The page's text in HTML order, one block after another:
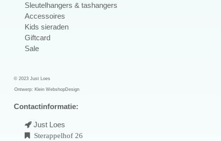
Sleutelhangers & tashangers
Accessoires
Kids sieraden
Giftcard
Sale
© 2023 Just Loes
Ontwerp: Klein WebshopDesign
Contactinformatie:
Just Loes
Sterappelhof 26